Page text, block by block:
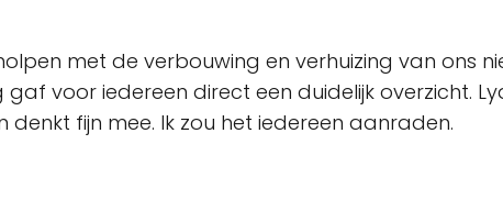
met de verbouwing en verhuizing van ons
voor iedereen direct een duidelijk overzicht.
denkt fijn mee. Ik zou het iedereen aanraden.